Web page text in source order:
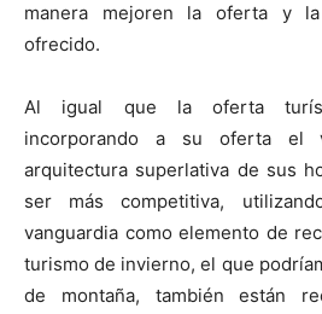
manera mejoren la oferta y
ofrecido.
Al igual que la oferta
incorporando a su oferta el
arquitectura superlativa de sus
ser más competitiva,
vanguardia como elemento de
turismo de invierno, el que
de montaña, también están